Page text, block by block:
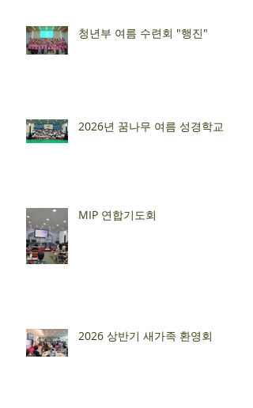
청년부 여름 수련회 "행진"
2026년 꿈나무 여름 성경학교
MIP 연합기도회
2026 상반기 새가족 환영회